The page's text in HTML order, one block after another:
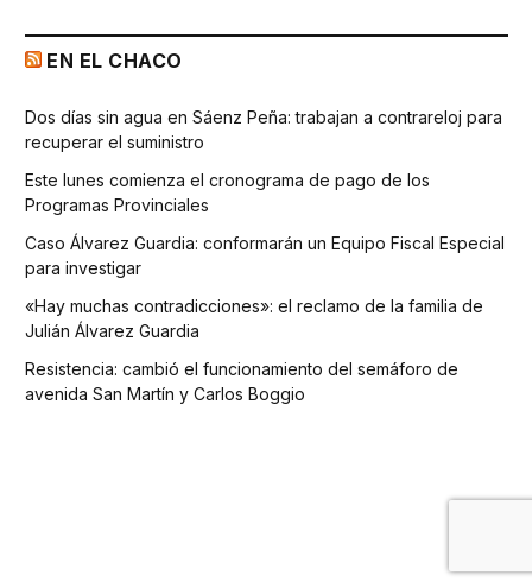
EN EL CHACO
Dos días sin agua en Sáenz Peña: trabajan a contrareloj para
recuperar el suministro
Este lunes comienza el cronograma de pago de los
Programas Provinciales
Caso Álvarez Guardia: conformarán un Equipo Fiscal Especial
para investigar
«Hay muchas contradicciones»: el reclamo de la familia de
Julián Álvarez Guardia
Resistencia: cambió el funcionamiento del semáforo de
avenida San Martín y Carlos Boggio